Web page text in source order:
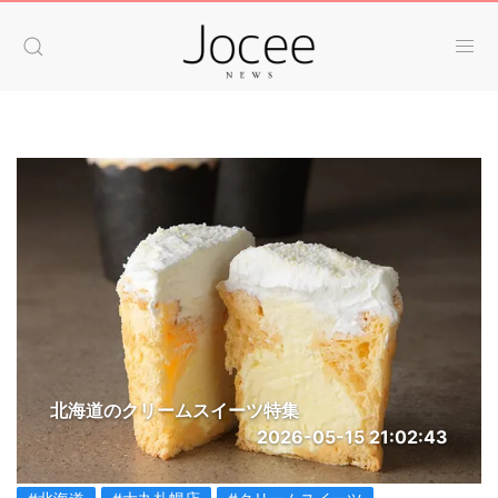
北海道のクリームスイーツ特集
2026-05-15 21:02:43